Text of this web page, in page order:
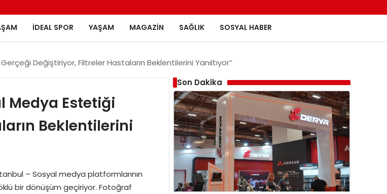
İDEAL SPOR YAŞAM MAGAZIN SAĞLIK SOSYAL HABER
Değiştiriyor, Filtreler Hastaların Beklentilerini Yanıltıyor”
Medya Estetiği
Beklentilerini
– Sosyal medya platformlarının
bir dönüşüm geçiriyor. Fotoğraf
Son Dakika